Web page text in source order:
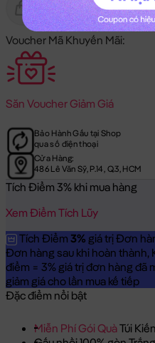
Gửi Tặng Hết
Voucher Mã Khuyến Mãi:
Săn Voucher Giảm Giá
Bảo Hành Gấu tại Shop
qua số điện thoại
Cửa Hàng:
486 Lê Văn Sỹ, P.14, Q.3, HCM
Tích Điểm 3% khi mua hàng
Xem Điểm Tích Lũy
Tích Điểm 3% giá trị Đơn
Đơn hàng sau khi hoàn thành,
điểm = 3% giá trị đơn hàng đã
giảm giá cho lần mua kế tiếp
Đặc điểm nổi bật
Miễn Phí Gói QuàTúi